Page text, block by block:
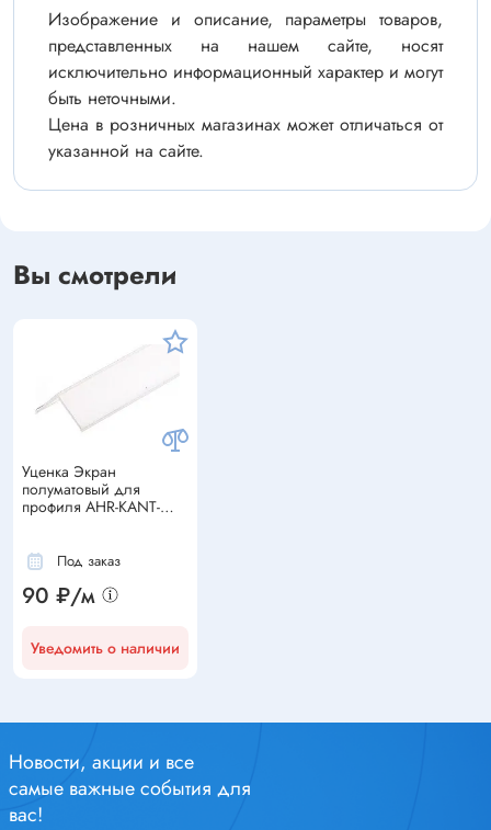
Изображение и описание, параметры товаров,
представленных на нашем сайте, носят
исключительно информационный характер и могут
быть неточными.
Цена в розничных магазинах может отличаться от
указанной на сайте.
Вы смотрели
Уценка Экран
полуматовый для
профиля AHR-KANT-
Под заказ
90 ₽/м
Уведомить о наличии
Новости, акции и все
самые важные события для
вас!